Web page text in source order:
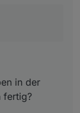
in der
fertig?